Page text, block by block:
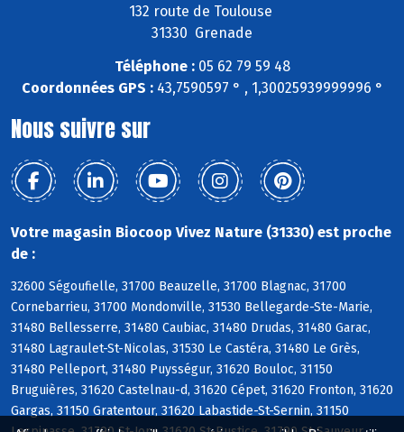
132 route de Toulouse
31330 Grenade
Téléphone :05 62 79 59 48
Coordonnées GPS :43,7590597 ° , 1,30025939999996 °
Nous suivre sur
Votre magasin Biocoop Vivez Nature (31330) est proche
de :
32600 Ségoufielle, 31700 Beauzelle, 31700 Blagnac, 31700
Cornebarrieu, 31700 Mondonville, 31530 Bellegarde-Ste-Marie,
31480 Bellesserre, 31480 Caubiac, 31480 Drudas, 31480 Garac,
31480 Lagraulet-St-Nicolas, 31530 Le Castéra, 31480 Le Grès,
31480 Pelleport, 31480 Puysségur, 31620 Bouloc, 31150
Bruguières, 31620 Castelnau-d, 31620 Cépet, 31620 Fronton, 31620
Gargas, 31150 Gratentour, 31620 Labastide-St-Sernin, 31150